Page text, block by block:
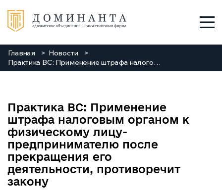
Услуги
Команда
Новости
Заходи
Главная
Новости
Практика ВС: Применение штрафа налоговым органом к физическому лицу-предпринимателю после прекращения его деятельности, противоречит закону
Практика ВС: Применение
штрафа налоговым органом к
физическому лицу-
предпринимателю после
прекращения его
деятельности, противоречит
закону